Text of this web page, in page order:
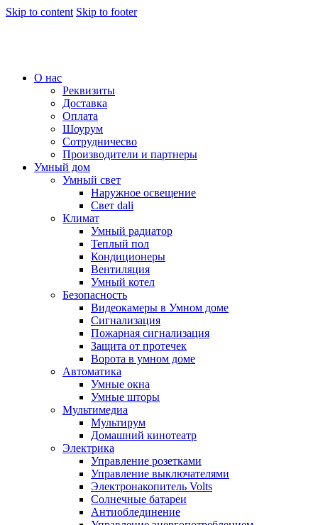
Skip to content Skip to footer
О нас
Реквизиты
Доставка
Оплата
Шоурум
Сотрудничесво
Производители и партнеры
Умный дом
Умный свет
Наружное освещение
Свет dali
Климат
Умный радиатор
Теплый пол
Кондиционеры
Вентиляция
Умный котел
Безопасность
Видеокамеры в Умном доме
Сигнализация
Пожарная сигнализация
Защита от протечек
Ворота в умном доме
Автоматика
Умные окна
Умные шторы
Мультимедиа
Мультирум
Домашний кинотеатр
Электрика
Управление розетками
Управление выключателями
Электронакопитель Volts
Солнечные батареи
Антиоблединение